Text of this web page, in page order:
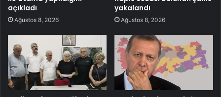
açıkladı
Ağustos 8, 2026
yakalandı
Ağustos 8, 2026